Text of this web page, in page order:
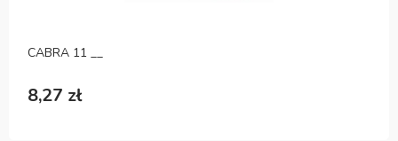
CABRA 11 __
8,27 zł